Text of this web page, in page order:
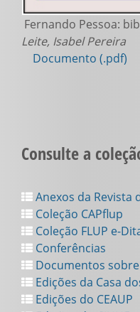
Fernando Pessoa:
Leite, Isabel Pereira
Documento (.pdf)
Consulte a
Anexos da Revista
Coleção CAPflup
Coleção FLUP e-
Conferências
Documentos sobre
Edições da Casa
Edições do CEAUP